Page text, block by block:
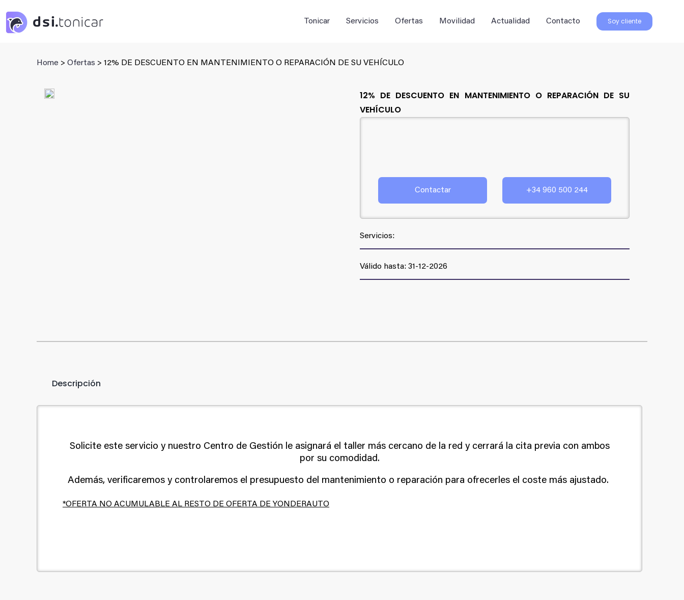
contenido
Tonicar
Servicios Ofertas Movilidad Actualidad Contacto Soy cliente
Home > Ofertas > 12% DE DESCUENTO EN MANTENIMIENTO O REPARACIÓN DE SU VEHÍCULO
12% DE DESCUENTO EN MANTENIMIENTO O REPARACIÓN DE SU
VEHÍCULO
Contactar +34 960 500 244
Servicios:
Válido hasta: 31-12-2026
Descripción
Solicite este servicio y nuestro Centro de Gestión le asignará el taller más cercano de la red y cerrará la cita previa con ambos
por su comodidad.
Además, verificaremos y controlaremos el presupuesto del mantenimiento o reparación para ofrecerles el coste más ajustado.
*OFERTA NO ACUMULABLE AL RESTO DE OFERTA DE YONDERAUTO